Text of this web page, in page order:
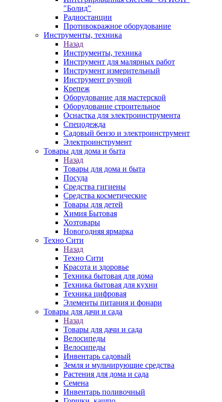
"Болид"
Радиостанции
Противокражное оборудование
Инструменты, техника
Назад
Инструменты, техника
Инструмент для малярных работ
Инструмент измерительный
Инструмент ручной
Крепеж
Оборудование для мастерской
Оборудование строительное
Оснастка для электроинструмента
Спецодежда
Садовый бензо и электроинструмент
Электроинструмент
Товары для дома и быта
Назад
Товары для дома и быта
Посуда
Средства гигиены
Средства косметические
Товары для детей
Химия Бытовая
Хозтовары
Новогодняя ярмарка
Техно Сити
Назад
Техно Сити
Красота и здоровье
Техника бытовая для дома
Техника бытовая для кухни
Техника цифровая
Элементы питания и фонари
Товары для дачи и сада
Назад
Товары для дачи и сада
Велосипеды
Велосипеды
Инвентарь садовый
Земля и мульчирующие средства
Растения для дома и сада
Семена
Инвентарь поливочный